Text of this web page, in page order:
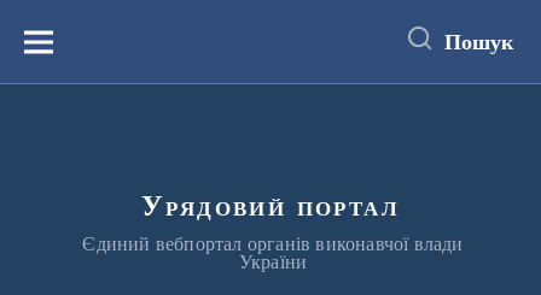
вмістуМеню Пошук
Урядовий портал
Єдиний вебпортал органів виконавчої влади
України